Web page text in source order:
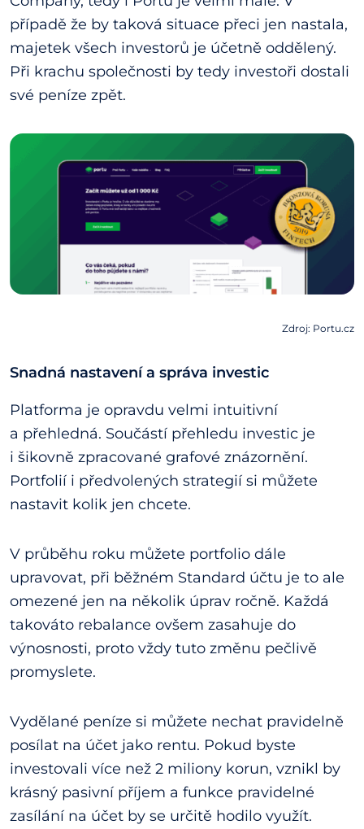
případě že by taková situace přeci jen nastala,
majetek všech investorů je účetně oddělený.
Při krachu společnosti by tedy investoři dostali
své peníze zpět.
Zdroj: Portu.cz
Snadná nastavení a správa investic
Platforma je opravdu velmi intuitivní
a přehledná. Součástí přehledu investic je
i šikovně zpracované grafové znázornění.
Portfolií i předvolených strategií si můžete
nastavit kolik jen chcete.
V průběhu roku můžete portfolio dále
upravovat, při běžném Standard účtu je to ale
omezené jen na několik úprav ročně. Každá
takováto rebalance ovšem zasahuje do
výnosnosti, proto vždy tuto změnu pečlivě
promyslete.
Vydělané peníze si můžete nechat pravidelně
posílat na účet jako rentu. Pokud byste
investovali více než 2 miliony korun, vznikl by
krásný pasivní příjem a funkce pravidelné
zasílání na účet by se určitě hodilo využít.